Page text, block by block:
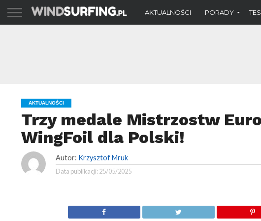
AKTUALNOŚCI PORADY
AKTUALNOŚCI
Trzy medale Mistrzostw
WingFoil dla Polski!
Autor: Krzysztof Mruk
Data publikacji: 25/05/2025